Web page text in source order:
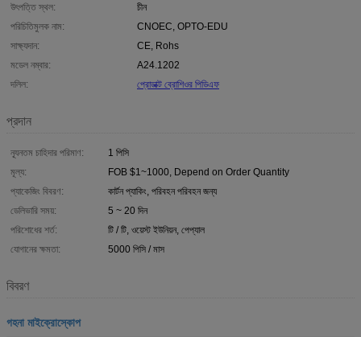
উৎপত্তি স্থল:
চীন
পরিচিতিমুলক নাম:
CNOEC, OPTO-EDU
সাক্ষ্যদান:
CE, Rohs
মডেল নম্বার:
A24.1202
দলিল:
প্রোডাক্ট ব্রোশিওর পিডিএফ
প্রদান
ন্যূনতম চাহিদার পরিমাণ:
1 পিসি
মূল্য:
FOB $1~1000, Depend on Order Quantity
প্যাকেজিং বিবরণ:
কার্টন প্যাকিং, পরিবহন পরিবহন জন্য
ডেলিভারি সময়:
5 ~ 20 দিন
পরিশোধের শর্ত:
টি / টি, ওয়েস্ট ইউনিয়ন, পেপ্যাল
যোগানের ক্ষমতা:
5000 পিসি / মাস
বিবরণ
গহনা মাইক্রোস্কোপ